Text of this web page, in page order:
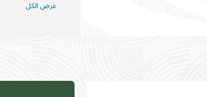
عرض الكل